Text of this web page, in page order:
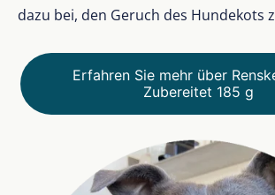
dazu bei, den Geruch des Hundekots
Erfahren Sie mehr über
Zubereitet 185 g